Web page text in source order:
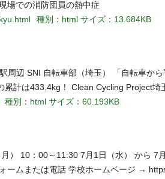
場での消防団員の熱中症
種別：html サイズ：13.684KB
周辺 SNI 自転車部（埼玉） 「自転車か
計は433.4kg！ Clean Cycling Project埼
種別：html サイズ：60.193KB
） 10：00～11:30 7月1日（水） から 7
ームまたは電話 学校ホームページ →